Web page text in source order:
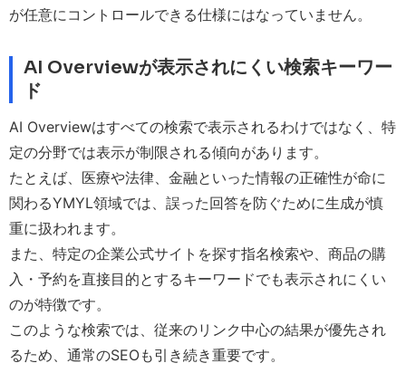
が任意にコントロールできる仕様にはなっていません。
AI Overviewが表示されにくい検索キーワー
ド
AI Overviewはすべての検索で表示されるわけではなく、特
定の分野では表示が制限される傾向があります。
たとえば、医療や法律、金融といった情報の正確性が命に
関わるYMYL領域では、誤った回答を防ぐために生成が慎
重に扱われます。
また、特定の企業公式サイトを探す指名検索や、商品の購
入・予約を直接目的とするキーワードでも表示されにくい
のが特徴です。
このような検索では、従来のリンク中心の結果が優先され
るため、通常のSEOも引き続き重要です。